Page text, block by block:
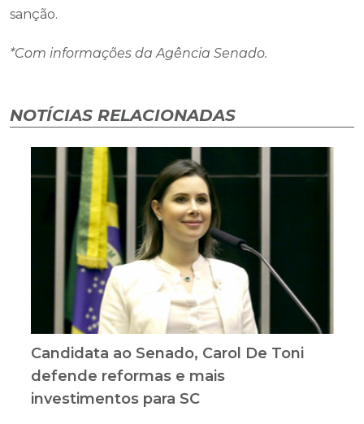
sanção.
*Com informações da Agência Senado.
NOTÍCIAS RELACIONADAS
Candidata ao Senado, Carol De Toni
defende reformas e mais
investimentos para SC